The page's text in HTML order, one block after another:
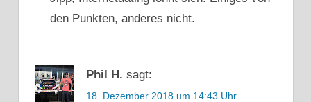
den Punkten, anderes nicht.
Phil H. sagt:
18. Dezember 2018 um 14:43 Uhr